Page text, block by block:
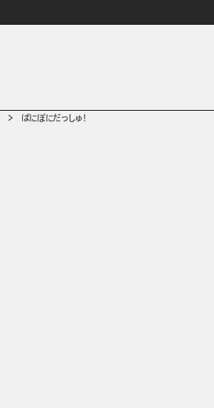
ぱにぽにだっしゅ！